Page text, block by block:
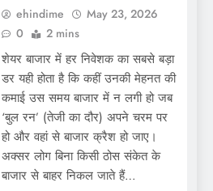
ehindime
May 23, 2026
0
2 mins
शेयर बाजार में हर निवेशक का सबसे बड़ा
डर यही होता है कि कहीं उनकी मेहनत की
कमाई उस समय बाजार में न लगी हो जब
‘बुल रन’ (तेजी का दौर) अपने चरम पर
हो और वहां से बाजार क्रैश हो जाए।
अक्सर लोग बिना किसी ठोस संकेत के
बाजार से बाहर निकल जाते हैं…